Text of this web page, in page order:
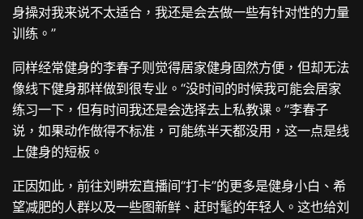
身操对我来说不太适合，我还是会去做一些有针对性的力量
训练。”
同样经常健身的李春子则觉得居家健身固然方便，但却无法
像线下健身那样做到很专业。“没时间的时候我可能会居家
练习一下，但有时间我还是会选择去上私教课。”李春子
说，如果动作做得不标准，可能练半天都没用，这一点是线
上健身的短板。
正因如此，前往刘畊宏直播间“打卡”的更多是健身小白、希
望减肥的人群以及一些图新鲜、赶时髦的年轻人。这也给刘